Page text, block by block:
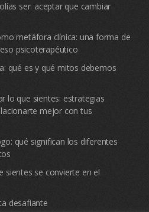
ser: aceptar que cambiar
metáfora clínica: una forma de
psicoterapéutico
qué es y qué mitos debemos
lo que sientes: estrategias
mejor con tus
qué significan los diferentes
sientes se convierte en el
desafiante